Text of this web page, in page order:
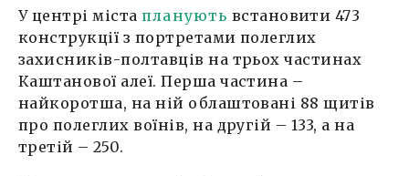
У центрі містапланують встановити 473
конструкції з портретами полеглих
захисників-полтавців на трьох частинах
Каштанової алеї. Перша частина –
найкоротша, на ній облаштовані 88 щитів
про полеглих воїнів, на другій – 133, а на
третій – 250.